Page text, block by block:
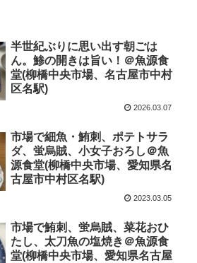
半世紀ぶりに思い出す朝ごは
ん。鯵の開きは旨い！＠魚源食
堂(柳橋中央市場、名古屋市中村
区名駅)
2026.03.07
市場で細魚・鮪刺、ポテトサラ
ダ、蛍烏賊、小女子おろし＠魚
源食堂(柳橋中央市場、愛知県名
古屋市中村区名駅)
2023.03.05
市場で鮪刺、蛍烏賊、菜花おひ
たし、太刀魚の塩焼き＠魚源食
堂(柳橋中央市場、愛知県名古屋